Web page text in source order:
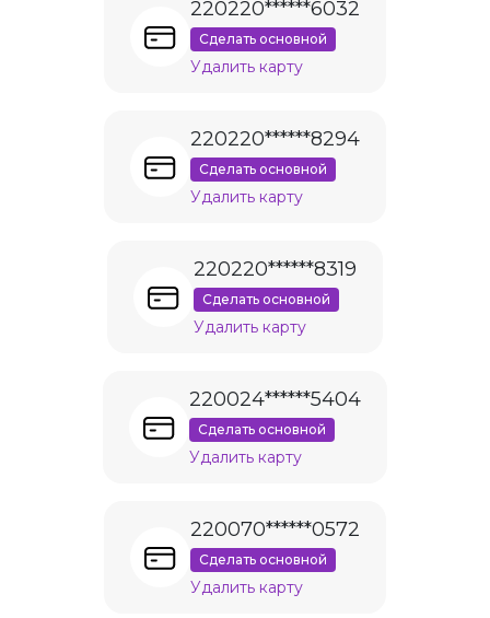
220220******6032
Сделать основной
Удалить карту
220220******8294
Сделать основной
Удалить карту
220220******8319
Сделать основной
Удалить карту
220024******5404
Сделать основной
Удалить карту
220070******0572
Сделать основной
Удалить карту